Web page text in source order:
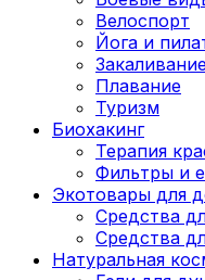
Велоспорт
Йога и
Плавание
Туризм
Биохакинг
Терапия
Фильтры и
Экотовары для
Средства
Средства
Натуральная